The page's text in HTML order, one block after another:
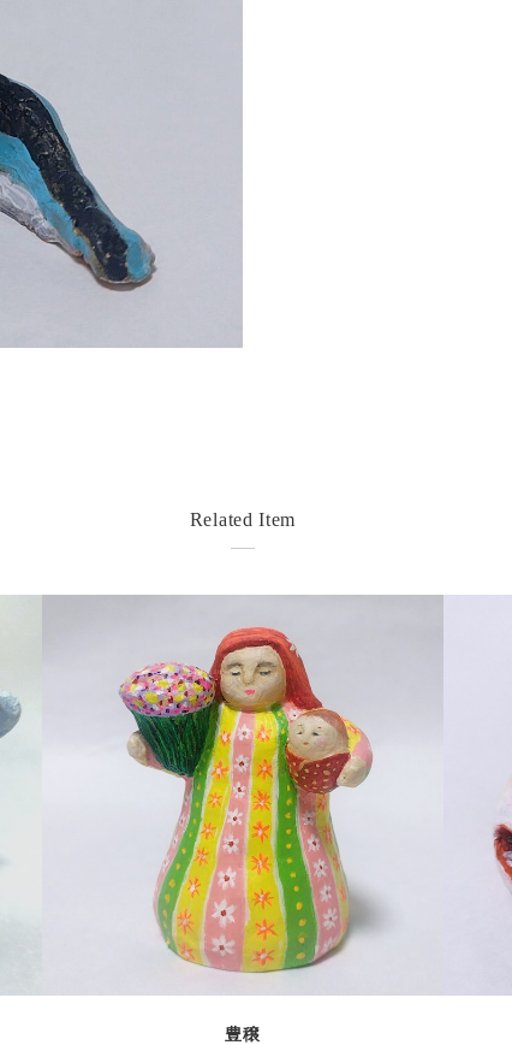
Related Item
detail
豊穣